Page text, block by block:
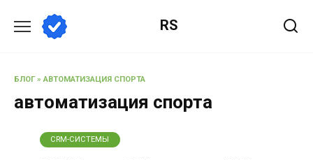
содержанию
RS
БЛОГ»АВТОМАТИЗАЦИЯ СПОРТА
автоматизация спорта
CRM-СИСТЕМЫ